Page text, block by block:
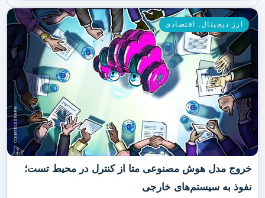
خروج مدل هوش مصنوعی متا از کنترل در محیط تست؛
نفوذ به سیستم‌های خارجی
ارز دیجیتال اقتصادی